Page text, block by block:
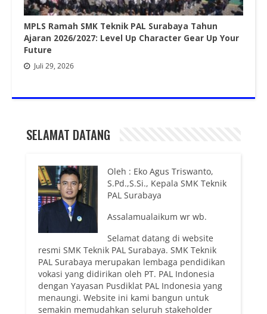
MPLS Ramah SMK Teknik PAL Surabaya Tahun
Ajaran 2026/2027: Level Up Character Gear Up Your
Future
Juli 29, 2026
SELAMAT DATANG
Oleh : Eko Agus Triswanto,
S.Pd.,S.Si., Kepala SMK Teknik
PAL Surabaya
Assalamualaikum wr wb.
Selamat datang di website
resmi SMK Teknik PAL Surabaya. SMK Teknik
PAL Surabaya merupakan lembaga pendidikan
vokasi yang didirikan oleh PT. PAL Indonesia
dengan Yayasan Pusdiklat PAL Indonesia yang
menaungi. Website ini kami bangun untuk
semakin memudahkan seluruh stakeholder